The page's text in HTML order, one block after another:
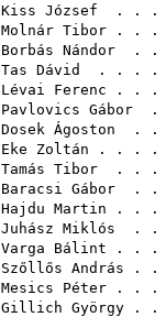
Kiss József . . .
Molnár Tibor . .
Borbás Nándor . .
Tas Dávid . . . .
Lévai Ferenc . .
Pavlovics Gábor .
Dosek Ágoston . .
Eke Zoltán . . .
Tamás Tibor . . .
Baracsi Gábor . .
Hajdu Martin . .
Juhász Miklós . .
Varga Bálint . .
Szőllős András . .
Mesics Péter . .
Gillich György . .